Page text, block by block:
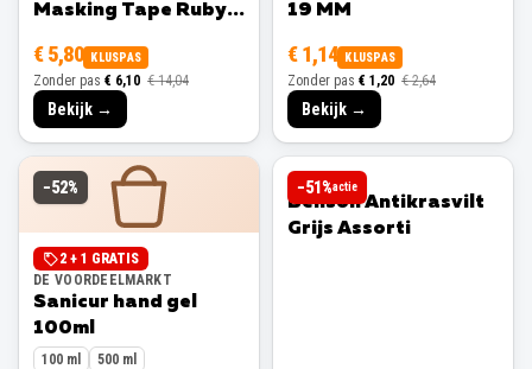
Masking Tape Ruby
€ 5,80 KLUSPAS
Zonder pas € 6,10 € 14,04
Bekijk →
19 MM
€ 1,14 KLUSPAS
Zonder pas € 1,20 € 2,64
Bekijk →
−52%
2 + 1 GRATIS
DE VOORDEELMARKT
Sanicur hand gel
100ml
100 ml 500 ml
−51%actie
BENSON
Benson Antikrasvilt
Grijs Assorti